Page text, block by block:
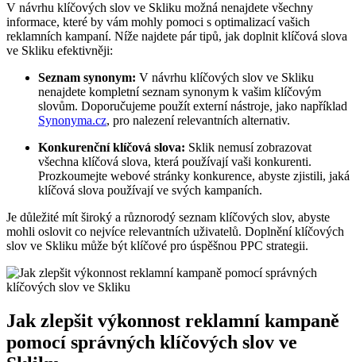
V návrhu klíčových slov ve Skliku možná nenajdete všechny
informace, které by vám mohly pomoci s optimalizací vašich
reklamních kampaní. Níže najdete pár tipů, jak doplnit klíčová slova
ve Skliku efektivněji:
Seznam synonym: V návrhu klíčových slov ve Skliku
nenajdete kompletní seznam synonym k vašim klíčovým
slovům. Doporučujeme použít externí nástroje, jako například
Synonyma.cz, pro nalezení relevantních alternativ.
Konkurenční klíčová slova: Sklik nemusí zobrazovat
všechna klíčová slova, která používají vaši konkurenti.
Prozkoumejte webové stránky konkurence, abyste zjistili, jaká
klíčová slova používají ve svých kampaních.
Je důležité mít široký a různorodý seznam klíčových slov, abyste
mohli oslovit co nejvíce relevantních uživatelů. Doplnění klíčových
slov ve Skliku může být klíčové pro úspěšnou PPC strategii.
Jak zlepšit výkonnost reklamní kampaně
pomocí správných klíčových slov ve